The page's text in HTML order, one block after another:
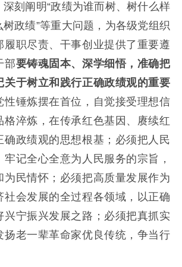
刻阐明“政绩为谁而树、树什么样
政绩”等重大问题，为各级党组织
履职尽责、干事创业提供了重要遵
部要铸魂固本、深学细悟，准确把
关于树立和践行正确政绩观的重要
性锤炼摆在首位，自觉接受理想信
格淬炼，在传承红色基因、赓续红
确政绩观的思想根基；必须把人民
记全心全意为人民服务的宗旨，
为民情怀；必须把高质量发展作为
社会发展的全过程各领域，以正确
兴宁振兴发展之路；必须把真抓实
扬老一辈革命家优良传统，争当行